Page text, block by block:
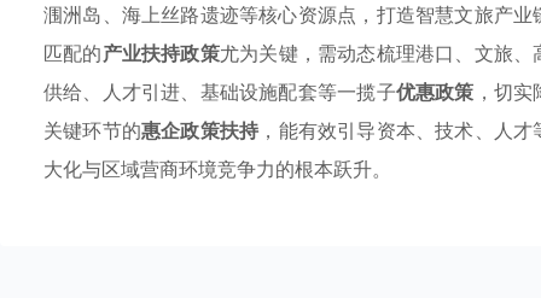
涠洲岛、海上丝路遗迹等核心资源点，打造智慧文旅产
匹配的产业扶持政策尤为关键，需动态梳理港口、文旅
供给、人才引进、基础设施配套等一揽子优惠政策 ，切
关键环节的惠企政策扶持 ，能有效引导资本、技术、人
大化与区域营商环境竞争力的根本跃升。